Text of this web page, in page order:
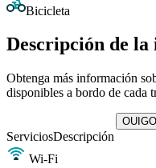
Bicicleta
Descripción de la
Obtenga más información
disponibles a bordo de cada
OUIGO
ServiciosDescripción
Wi-Fi